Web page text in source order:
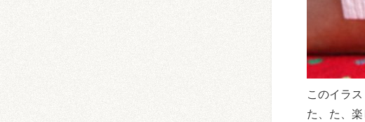
このイラ
た、た、楽